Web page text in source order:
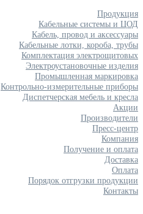
Продукция
Кабельные системы и ЦОД
Кабель, провод и аксессуары
Кабельные лотки, короба, трубы
Комплектация электрощитовых
Электроустановочные изделия
Промышленная маркировка
Контрольно-измерительные приборы
Диспетчерская мебель и кресла
Акции
Производители
Пресс-центр
Компания
Получение и оплата
Доставка
Оплата
Порядок отгрузки продукции
Контакты